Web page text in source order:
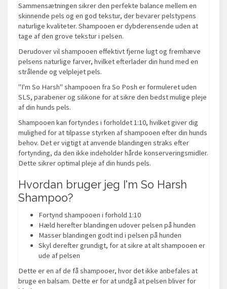
Sammensætningen sikrer den perfekte balance mellem en
skinnende pels og en god tekstur, der bevarer pelstypens
naturlige kvaliteter. Shampooen er dybderensende uden at
tage af den grove tekstur i pelsen.
Derudover vil shampooen effektivt fjerne lugt og fremhæve
pelsens naturlige farver, hvilket efterlader din hund med en
strålende og velplejet pels.
"I'm So Harsh" shampooen fra So Posh er formuleret uden
SLS, parabener og silikone for at sikre den bedst mulige pleje
af din hunds pels.
Shampooen kan fortyndes i forholdet 1:10, hvilket giver dig
mulighed for at tilpasse styrken af shampooen efter din hunds
behov. Det er vigtigt at anvende blandingen straks efter
fortynding, da den ikke indeholder hårde konserveringsmidler.
Dette sikrer optimal pleje af din hunds pels.
Hvordan bruger jeg I'm So Harsh
Shampoo?
Fortynd shampooen i forhold 1:10
Hæld herefter blandingen udover pelsen på hunden
Masser blandingen godt ind i pelsen på hunden
Skyl derefter grundigt, for at sikre at alt shampooen er
ude af pelsen
Dette er en af de få shampooer, hvor det ikke anbefales at
bruge en balsam. Dette er for at undgå at pelsen bliver for